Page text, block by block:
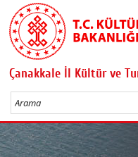
Çanakkale İl Kültür ve